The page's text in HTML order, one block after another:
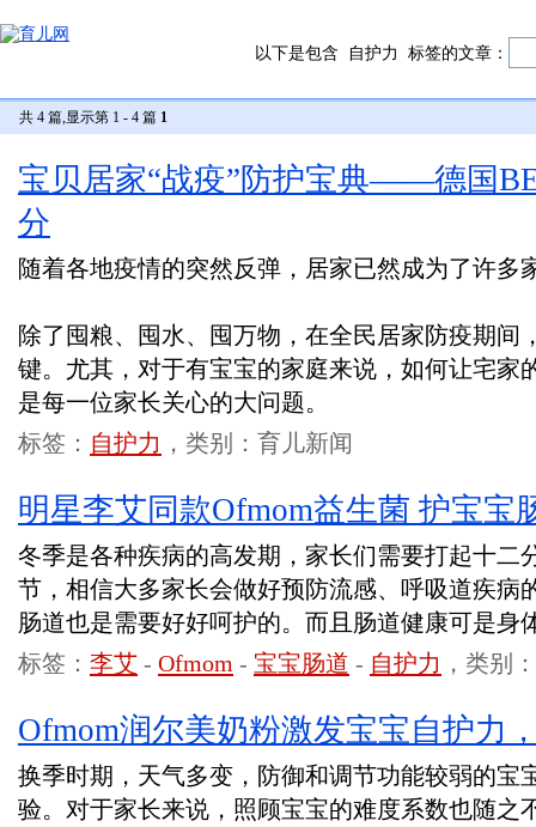
以下是包含 自护力 标签的文章：
共 4 篇,显示第 1 - 4 篇 1
宝贝居家“战疫”防护宝典——德国
分
随着各地疫情的突然反弹，居家已然成为了许多
除了囤粮、囤水、囤万物，在全民居家防疫期间
键。尤其，对于有宝宝的家庭来说，如何让宅家
是每一位家长关心的大问题。
标签： 自护力 ，类别：育儿新闻
明星李艾同款Ofmom益生菌 护宝宝
冬季是各种疾病的高发期，家长们需要打起十二
节，相信大多家长会做好预防流感、呼吸道疾病
肠道也是需要好好呵护的。而且肠道健康可是身
标签： 李艾 - Ofmom - 宝宝肠道 - 自护力 ，类别
Ofmom润尔美奶粉激发宝宝自护力
换季时期，天气多变，防御和调节功能较弱的宝
验。对于家长来说，照顾宝宝的难度系数也随之